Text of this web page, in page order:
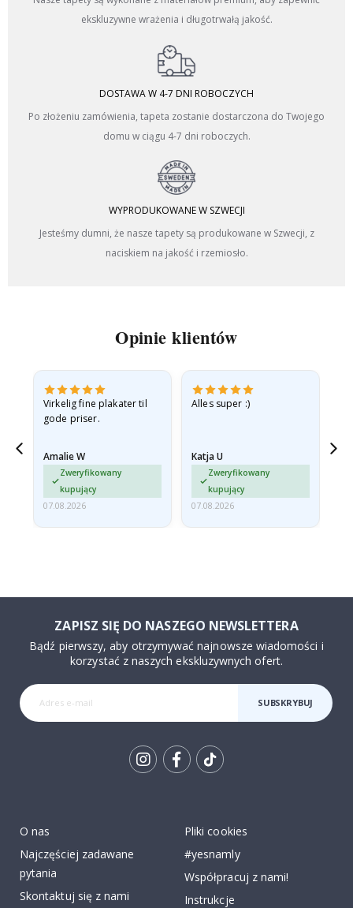
ekskluzywne wrażenia i długotrwałą jakość.
DOSTAWA W 4-7 DNI ROBOCZYCH
Po złożeniu zamówienia, tapeta zostanie dostarczona do Twojego
domu w ciągu 4-7 dni roboczych.
WYPRODUKOWANE W SZWECJI
Jesteśmy dumni, że nasze tapety są produkowane w Szwecji, z
naciskiem na jakość i rzemiosło.
Opinie klientów
Virkelig fine plakater til
gode priser.
Amalie W
Zweryfikowany
kupujący
07.08.2026
Alles super :)
Katja U
Zweryfikowany
kupujący
07.08.2026
ZAPISZ SIĘ DO NASZEGO NEWSLETTERA
Bądź pierwszy, aby otrzymywać najnowsze wiadomości i
korzystać z naszych ekskluzywnych ofert.
SUBSKRYBUJ
O nas
Najczęściej zadawane
pytania
Skontaktuj się z nami
Pliki cookies
#yesnamly
Współpracuj z nami!
Instrukcje